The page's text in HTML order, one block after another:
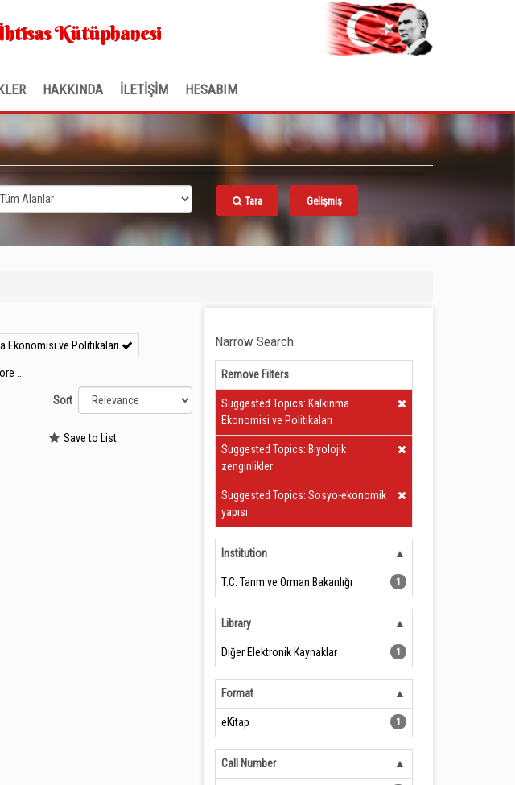
Kütüphanesi
HAKKINDA İLETİŞİM HESABIM
Tara Gelişmiş
Ekonomisi ve Politikaları
...
Sort
Save to List
Narrow Search
Remove Filters
Clear Filter
Suggested Topics: Kalkınma
Ekonomisi ve Politikaları
Clear Filter
Suggested Topics: Biyolojik
zenginlikler
Clear Filter
Suggested Topics: Sosyo-ekonomik
yapısı
Institution
T.C. Tarım ve Orman Bakanlığı 1
Library
Diğer Elektronik Kaynaklar 1
Format
eKitap 1
Call Number